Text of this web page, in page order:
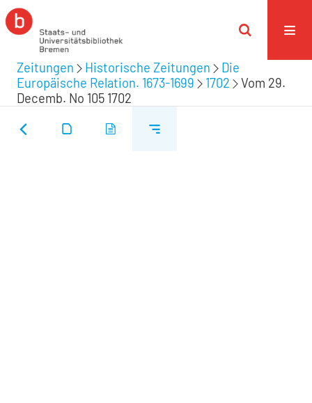
Zeitungen Historische Zeitungen
Die
Europäische Relation. 1673-1699
1702
Vom 29.
Decemb. No 105 1702